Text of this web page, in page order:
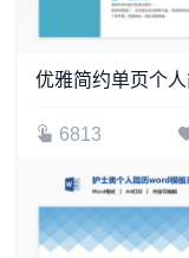
6813